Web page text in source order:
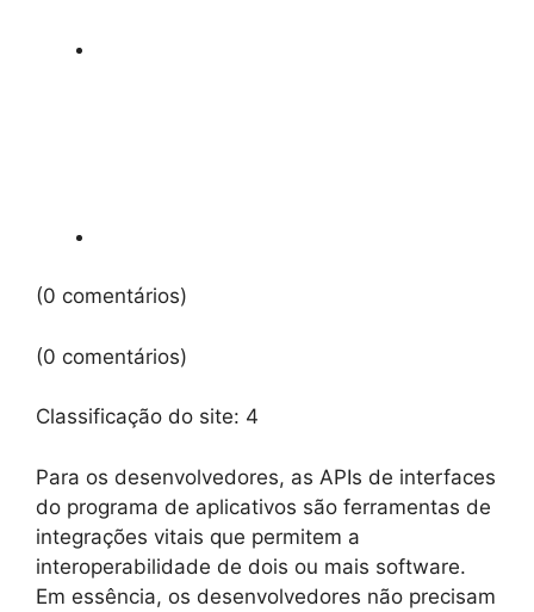
(0 comentários)
(0 comentários)
Classificação do site: 4
Para os desenvolvedores, as APIs de interfaces
do programa de aplicativos são ferramentas de
integrações vitais que permitem a
interoperabilidade de dois ou mais software.
Em essência, os desenvolvedores não precisam